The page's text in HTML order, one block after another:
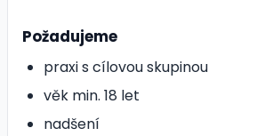
Požadujeme
praxi s cílovou skupinou
věk min. 18 let
nadšení